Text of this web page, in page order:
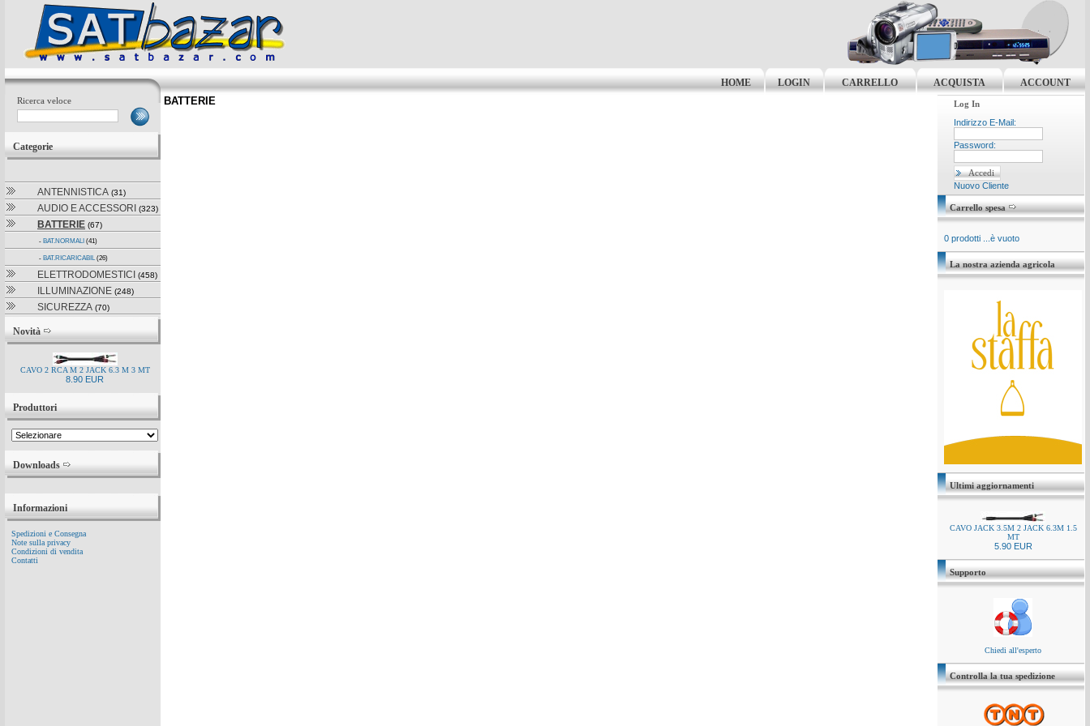
HOME LOGIN CARRELLO ACQUISTA ACCOUNT
Ricerca veloce
Categorie
ANTENNISTICA (31)
AUDIO E ACCESSORI (323)
BATTERIE (67)
- BAT.NORMALI (41)
- BAT.RICARICABIL(26)
ELETTRODOMESTICI (458)
ILLUMINAZIONE (248)
SICUREZZA (70)
Novità
CAVO 2 RCA M 2 JACK 6.3 M 3 MT
8.90 EUR
Produttori
Downloads
Informazioni
Spedizioni e Consegna
Note sulla privacy
Condizioni di vendita
Contatti
BATTERIE
Log In
Indirizzo E-Mail:
Password:
Nuovo Cliente
Carrello spesa
0 prodotti ...è vuoto
La nostra azienda agricola
Ultimi aggiornamenti
CAVO JACK 3.5M 2 JACK 6.3M 1.5
MT
5.90 EUR
Supporto
Chiedi all'esperto
Controlla la tua spedizione